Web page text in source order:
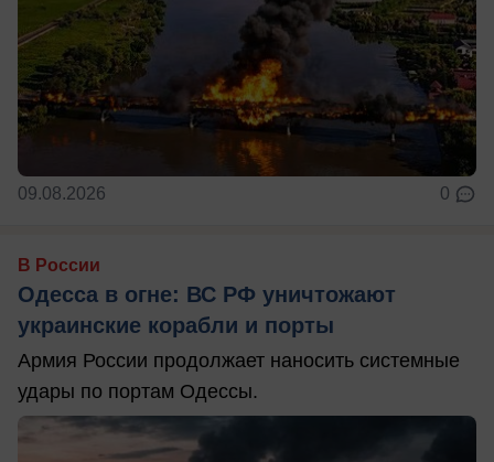
09.08.2026 0
В России
Одесса в огне: ВС РФ уничтожают
украинские корабли и порты
Армия России продолжает наносить системные
удары по портам Одессы.